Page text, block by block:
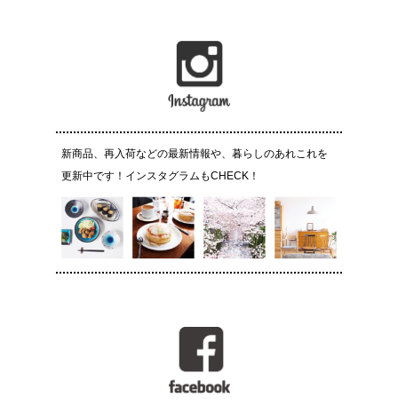
新商品、再入荷などの最新情報や、暮らしのあれこれを
更新中です！インスタグラムもCHECK！